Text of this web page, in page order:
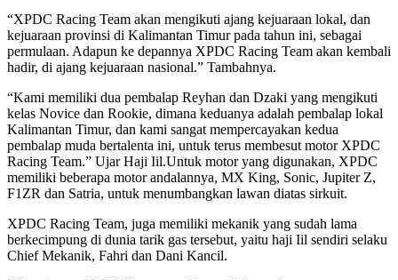
“XPDC Racing Team akan mengikuti ajang kejuaraan lokal, dan
kejuaraan provinsi di Kalimantan Timur pada tahun ini, sebagai
permulaan. Adapun ke depannya XPDC Racing Team akan kembali
hadir, di ajang kejuaraan nasional.” Tambahnya.
“Kami memiliki dua pembalap Reyhan dan Dzaki yang mengikuti
kelas Novice dan Rookie, dimana keduanya adalah pembalap lokal
Kalimantan Timur, dan kami sangat mempercayakan kedua
pembalap muda bertalenta ini, untuk terus membesut motor XPDC
Racing Team.” Ujar Haji Iil.Untuk motor yang digunakan, XPDC
memiliki beberapa motor andalannya, MX King, Sonic, Jupiter Z,
F1ZR dan Satria, untuk menumbangkan lawan diatas sirkuit.
XPDC Racing Team, juga memiliki mekanik yang sudah lama
berkecimpung di dunia tarik gas tersebut, yaitu haji Iil sendiri selaku
Chief Mekanik, Fahri dan Dani Kancil.